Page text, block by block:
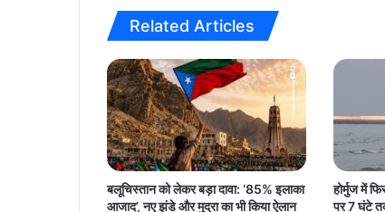
ण
ग
,
ब
ड़ा
हा
द
ट
Related Articles
बलूचिस्तान को लेकर बड़ा दावा: ‘85% इलाका
आजाद’, नए झंडे और मुद्रा का भी किया ऐलान
होर्मुज में
पर 7 घंटे